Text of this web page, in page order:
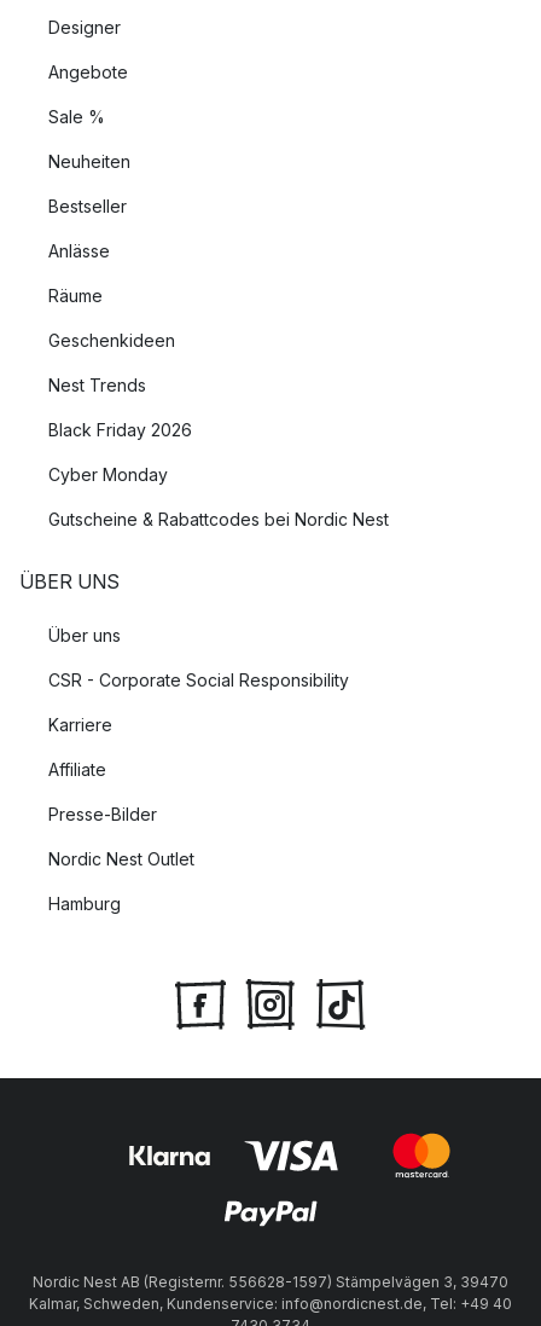
Designer
Angebote
Sale %
Neuheiten
Bestseller
Anlässe
Räume
Geschenkideen
Nest Trends
Black Friday 2026
Cyber Monday
Gutscheine & Rabattcodes bei Nordic Nest
ÜBER UNS
Über uns
CSR - Corporate Social Responsibility
Karriere
Affiliate
Presse-Bilder
Nordic Nest Outlet
Hamburg
Nordic Nest AB (Registernr. 556628-1597) Stämpelvägen 3, 39470
Kalmar, Schweden, Kundenservice: info@nordicnest.de, Tel: +49 40